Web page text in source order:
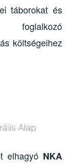
táborokat és
foglalkozó
költségeihez
elhagyó NKA